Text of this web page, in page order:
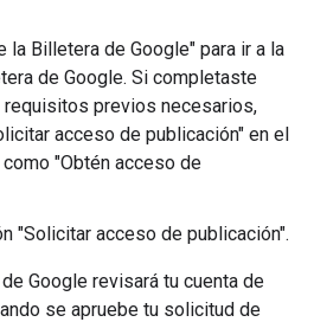
la Billetera de Google" para ir a la
de Google. Si completaste
previos necesarios,
acceso de publicación" en el
"Obtén acceso de
"Solicitar acceso de publicación".
Google revisará tu cuenta de
se apruebe tu solicitud de